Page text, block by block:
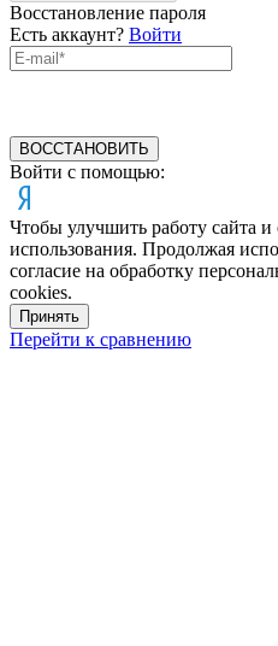
Восстановление пароля
Есть аккаунт? Войти
ВОССТАНОВИТЬ
Войти с помощью:
Чтобы улучшить работу сайта и
использования. Продолжая
согласие на обработку
cookies.
Принять
Перейти к сравнению